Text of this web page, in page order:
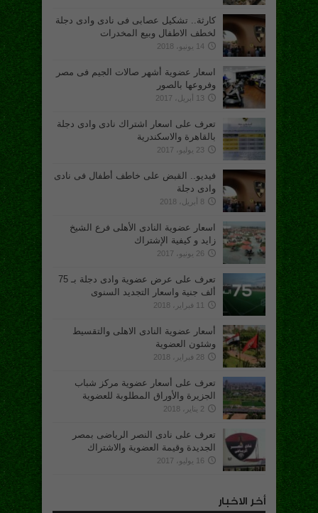
كارثة.. تشكيل عصابى فى نادى وادى دجلة
لخطف الاطفال وبيع المخدرات
14 يونيو، 2018
اسعار عضوية أشهر صالات الجيم فى مصر
وفروعها بالصور
13 أبريل، 2017
تعرف على اسعار اشتراك نادى وادى دجلة
بالقاهرة والاسكندرية
23 يوليو، 2017
فيديو.. القبض على خاطف أطفال فى نادى
وادى دجلة
8 أبريل، 2018
اسعار عضوية النادى الأهلى فرع الشيخ
زايد و كيفية الإشتراك
26 يونيو، 2017
تعرف على عرض عضوية وادى دجلة بـ 75
ألف جنية واسعار التجديد السنوى
11 فبراير، 2018
أسعار عضوية النادى الاهلى والتقسيط
وشئون العضوية
28 فبراير، 2018
تعرف على أسعار عضوية مركز شباب
الجزيرة والأوراق المطلوبة للعضوية
2 يناير، 2018
تعرف على نادى النصر الرياضى بمصر
الجديدة وقيمة العضوية والاشتراك
16 يوليو، 2017
أخر الاخبار